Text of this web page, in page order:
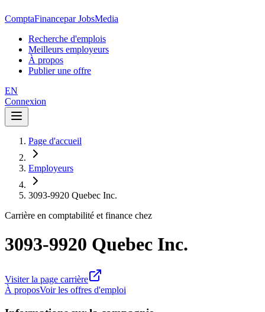
ComptaFinancepar JobsMedia
Recherche d'emplois
Meilleurs employeurs
À propos
Publier une offre
EN
Connexion
Page d'accueil
Employeurs
3093-9920 Quebec Inc.
Carrière en comptabilité et finance chez
3093-9920 Quebec Inc.
Visiter la page carrière
À proposVoir les offres d'emploi